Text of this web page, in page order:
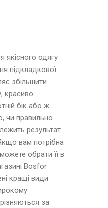
якісного одягу
підкладкової
збільшити
красиво
бік або ж
чи правильно
результат
вам потрібна
обрати її в
Bosfor
кращі види
за